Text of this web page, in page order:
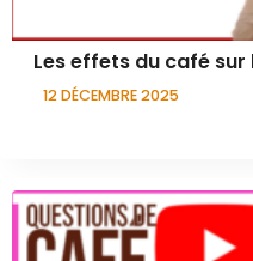
Les effets du café
12 DÉCEMBRE 2025